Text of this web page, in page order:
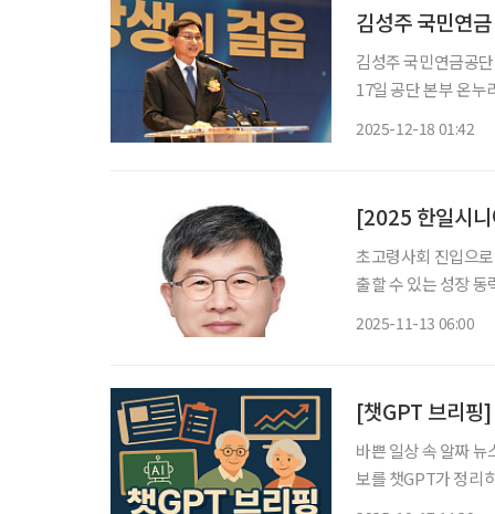
김성주 국민연
김성주 국민연금공단
17일 공단 본부 온누
2025-12-18 01:42
[2025 한일시니
초고령사회 진입으
출할 수 있는 성장
2025-11-13 06:00
[챗GPT 브리핑
바쁜 일상 속 알짜
보를 챗GPT가 정리하고 편집